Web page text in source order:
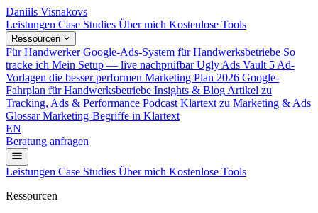
Daniils Visnakovs
Leistungen Case Studies Über mich Kostenlose Tools
Ressourcen
Für Handwerker Google-Ads-System für Handwerksbetriebe So
tracke ich Mein Setup — live nachprüfbar Ugly Ads Vault 5 Ad-
Vorlagen die besser performen Marketing Plan 2026 Google-
Fahrplan für Handwerksbetriebe Insights & Blog Artikel zu
Tracking, Ads & Performance Podcast Klartext zu Marketing & Ads
Glossar Marketing-Begriffe in Klartext
EN
Beratung anfragen
Leistungen Case Studies Über mich Kostenlose Tools
Ressourcen